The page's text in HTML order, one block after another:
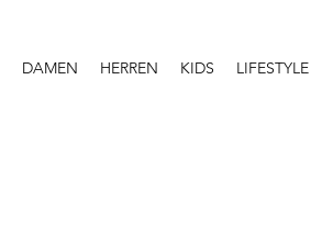
DAMEN HERREN KIDS LIFESTYLE